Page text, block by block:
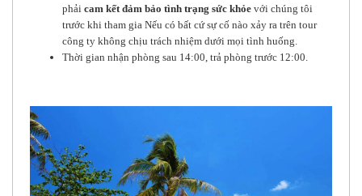
phải cam kết đảm bảo tình trạng sức khỏevới chúng tôi
trước khi tham gia Nếu có bất cứ sự cố nào xảy ra trên tour
công ty không chịu trách nhiệm dưới mọi tình huống.
Thời gian nhận phòng sau 14:00, trả phòng trước 12:00.